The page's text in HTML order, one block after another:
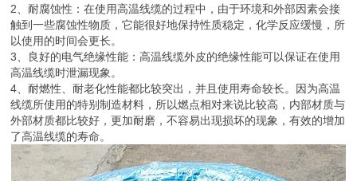
2、耐腐蚀性：在使用高温线缆的过程中，由于环境和外部因素会接
触到一些腐蚀性物质，它能很好地保持性质稳定，化学反应缓慢，所
以使用的时间会更长。
3、良好的电气绝缘性能：高温线缆外皮的绝缘性能可以保证在使用
高温线缆时泄漏现象。
4、耐燃性、耐老化性能都比较突出，并且使用寿命较长。因为高温
线缆所使用的特别制造材料，所以燃点相对来说比较高，内部材质与
外部材质都比较好，更加耐磨，不容易出现损坏的现象，有效的增加
了高温线缆的寿命。